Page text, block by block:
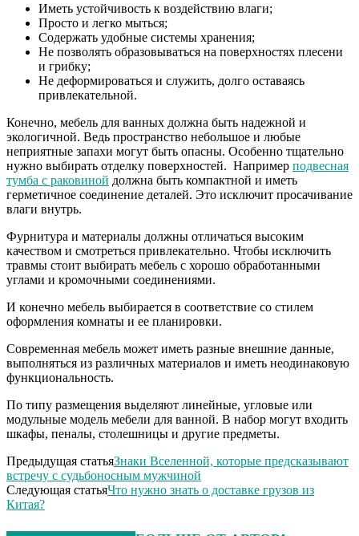
Иметь устойчивость к воздействию влаги;
Просто и легко мыться;
Содержать удобные системы хранения;
Не позволять образовываться на поверхностях плесени
и грибку;
Не деформироваться и служить, долго оставаясь
привлекательной.
Конечно, мебель для ванных должна быть надежной и
экологичной. Ведь пространство небольшое и любые
неприятные запахи могут быть опасны. Особенно тщательно
нужно выбирать отделку поверхностей. Например подвесная
тумба с раковиной должна быть компактной и иметь
герметичное соединение деталей. Это исключит просачивание
влаги внутрь.
Фурнитура и материалы должны отличаться высоким
качеством и смотреться привлекательно. Чтобы исключить
травмы стоит выбирать мебель с хорошо обработанными
углами и кромочными соединениями.
И конечно мебель выбирается в соответствие со стилем
оформления комнаты и ее планировки.
Современная мебель может иметь разные внешние данные,
выполняться из различных материалов и иметь неодинаковую
функциональность.
По типу размещения выделяют линейные, угловые или
модульные модель мебели для ванной. В набор могут входить
шкафы, пеналы, столешницы и другие предметы.
Предыдущая статьяЗнаки Вселенной, которые предсказывают
встречу с судьбоносным мужчиной
Следующая статьяЧто нужно знать о доставке грузов из
Китая?